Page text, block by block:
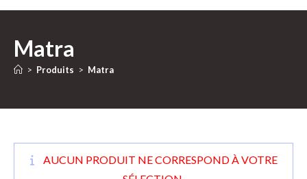
Matra
> Produits > Matra
AUCUN PRODUIT NE CORRESPOND À VOTRE